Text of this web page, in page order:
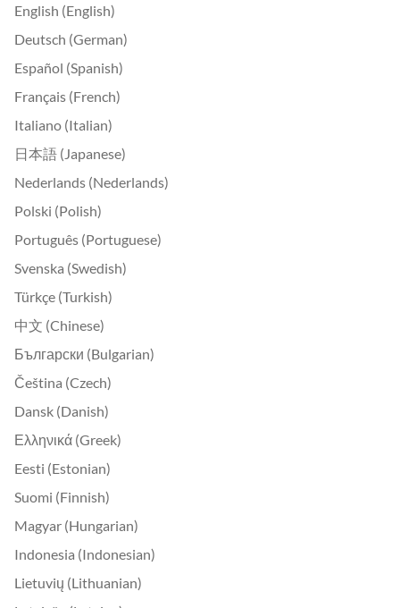
English (English)
Deutsch (German)
Español (Spanish)
Français (French)
Italiano (Italian)
日本語 (Japanese)
Nederlands (Nederlands)
Polski (Polish)
Português (Portuguese)
Svenska (Swedish)
Türkçe (Turkish)
中文 (Chinese)
Български (Bulgarian)
Čeština (Czech)
Dansk (Danish)
Ελληνικά (Greek)
Eesti (Estonian)
Suomi (Finnish)
Magyar (Hungarian)
Indonesia (Indonesian)
Lietuvių (Lithuanian)